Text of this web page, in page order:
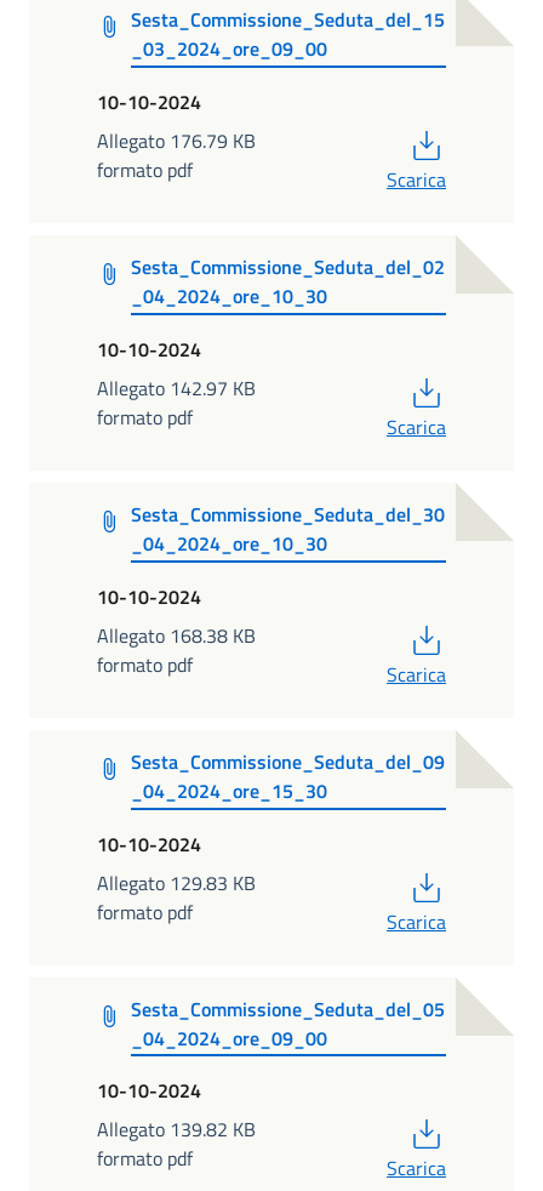
Sesta_Commissione_Seduta_del_15
_03_2024_ore_09_00
10-10-2024
Allegato 176.79 KB
formato pdf
Scarica
Sesta_Commissione_Seduta_del_02
_04_2024_ore_10_30
10-10-2024
Allegato 142.97 KB
formato pdf
Scarica
Sesta_Commissione_Seduta_del_30
_04_2024_ore_10_30
10-10-2024
Allegato 168.38 KB
formato pdf
Scarica
Sesta_Commissione_Seduta_del_09
_04_2024_ore_15_30
10-10-2024
Allegato 129.83 KB
formato pdf
Scarica
Sesta_Commissione_Seduta_del_05
_04_2024_ore_09_00
10-10-2024
Allegato 139.82 KB
formato pdf
Scarica